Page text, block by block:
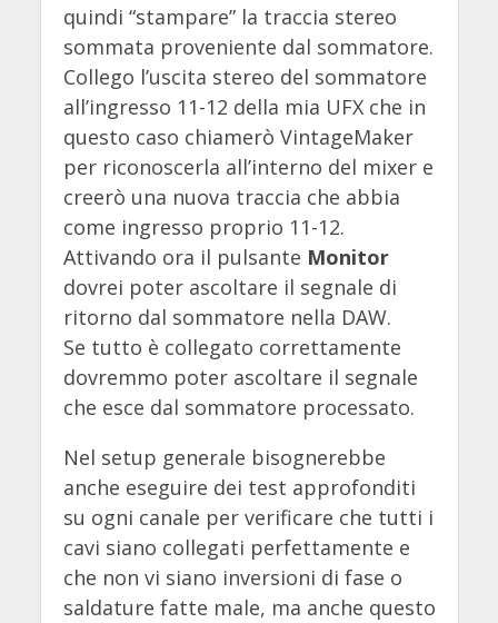
quindi “stampare” la traccia stereo
sommata proveniente dal sommatore.
Collego l’uscita stereo del sommatore
all’ingresso 11-12 della mia UFX che in
questo caso chiamerò VintageMaker
per riconoscerla all’interno del mixer e
creerò una nuova traccia che abbia
come ingresso proprio 11-12.
Attivando ora il pulsante Monitor
dovrei poter ascoltare il segnale di
ritorno dal sommatore nella DAW.
Se tutto è collegato correttamente
dovremmo poter ascoltare il segnale
che esce dal sommatore processato.
Nel setup generale bisognerebbe
anche eseguire dei test approfonditi
su ogni canale per verificare che tutti i
cavi siano collegati perfettamente e
che non vi siano inversioni di fase o
saldature fatte male, ma anche questo